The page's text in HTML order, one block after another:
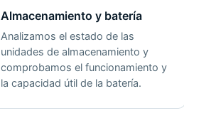
Almacenamiento y batería
Analizamos el estado de las
unidades de almacenamiento y
comprobamos el funcionamiento y
la capacidad útil de la batería.